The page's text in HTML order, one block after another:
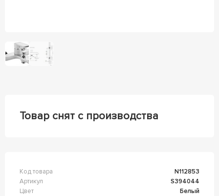
Товар снят с производства
Код товара
n112853
Артикул
s394044
Цвет
Белый